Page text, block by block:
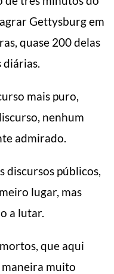
Gettysburg em
quase 200 delas
mais puro,
nenhum
admirado.
discursos públicos,
lugar, mas
a lutar.
que aqui
muito